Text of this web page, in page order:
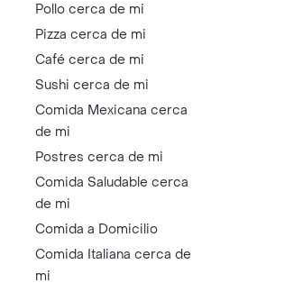
Pollo cerca de mi
Pizza cerca de mi
Café cerca de mi
Sushi cerca de mi
Comida Mexicana cerca
de mi
Postres cerca de mi
Comida Saludable cerca
de mi
Comida a Domicilio
Comida Italiana cerca de
mi